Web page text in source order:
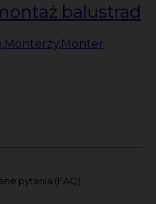
balustrad
,Monterzy,Monter
pytania (FAQ)